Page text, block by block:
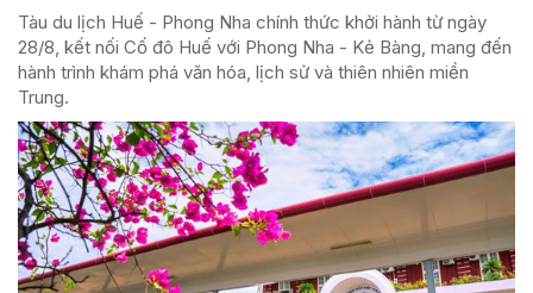
Tàu du lịch Huế - Phong Nha chính thức khởi hành từ ngày
28/8, kết nối Cố đô Huế với Phong Nha - Kẻ Bàng, mang đến
hành trình khám phá văn hóa, lịch sử và thiên nhiên miền
Trung.